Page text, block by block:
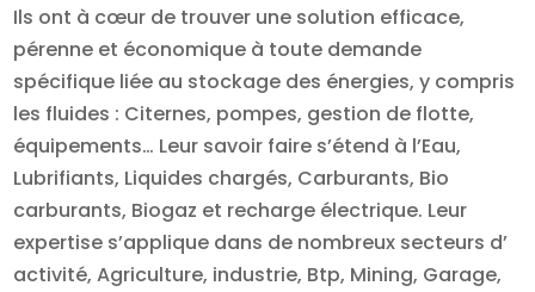
Ils ont à cœur de trouver une solution efficace,
pérenne et économique à toute demande
spécifique liée au stockage des énergies, y compris
les fluides : Citernes, pompes, gestion de flotte,
équipements… Leur savoir faire s’étend à l’Eau,
Lubrifiants, Liquides chargés, Carburants, Bio
carburants, Biogaz et recharge électrique. Leur
expertise s’applique dans de nombreux secteurs d’
activité, Agriculture, industrie, Btp, Mining, Garage,